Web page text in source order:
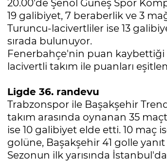
20.00'de Şenol Güneş Spor
19 galibiyet, 7 beraberlik ve 3
Turuncu-lacivertliler ise 13
sırada bulunuyor.
Fenerbahçe'nin puan kaybettiği
lacivertli takım ile puanları
Ligde 36. randevu
Trabzonspor ile Başakşehir
takım arasında oynanan 35
ise 10 galibiyet elde etti. 10 maç
golüne, Başakşehir 41 golle
Sezonun ilk yarısında